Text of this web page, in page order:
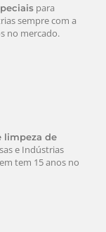
para
sempre com a
no mercado.
limpeza de
e Indústrias
tem 15 anos no